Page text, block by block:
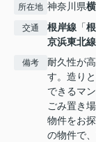
所在地 神奈川県
交通 根岸線 「
京浜東北線
備考
耐久性が
す。造り
できるマ
ごみ置き
物件をお
の物件で